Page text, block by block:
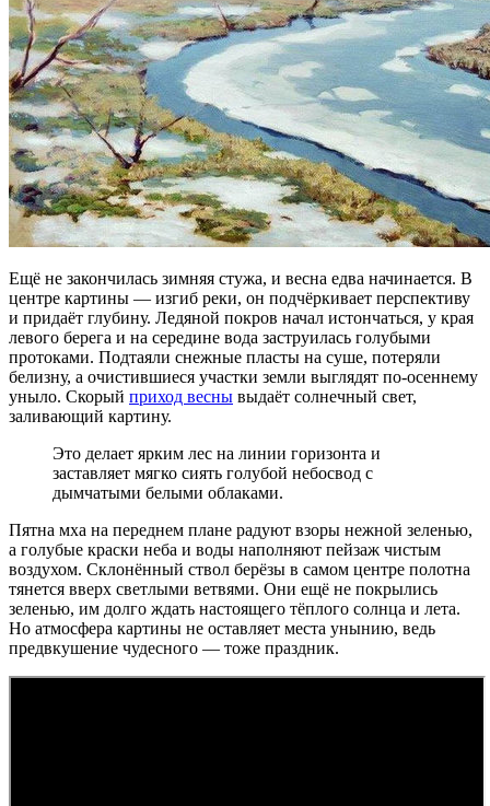
Ещё не закончилась зимняя стужа, и весна едва начинается. В
центре картины — изгиб реки, он подчёркивает перспективу
и придаёт глубину. Ледяной покров начал истончаться, у края
левого берега и на середине вода заструилась голубыми
протоками. Подтаяли снежные пласты на суше, потеряли
белизну, а очистившиеся участки земли выглядят по-осеннему
уныло. Скорый приход весны выдаёт солнечный свет,
заливающий картину.
Это делает ярким лес на линии горизонта и
заставляет мягко сиять голубой небосвод с
дымчатыми белыми облаками.
Пятна мха на переднем плане радуют взоры нежной зеленью,
а голубые краски неба и воды наполняют пейзаж чистым
воздухом. Склонённый ствол берёзы в самом центре полотна
тянется вверх светлыми ветвями. Они ещё не покрылись
зеленью, им долго ждать настоящего тёплого солнца и лета.
Но атмосфера картины не оставляет места унынию, ведь
предвкушение чудесного — тоже праздник.